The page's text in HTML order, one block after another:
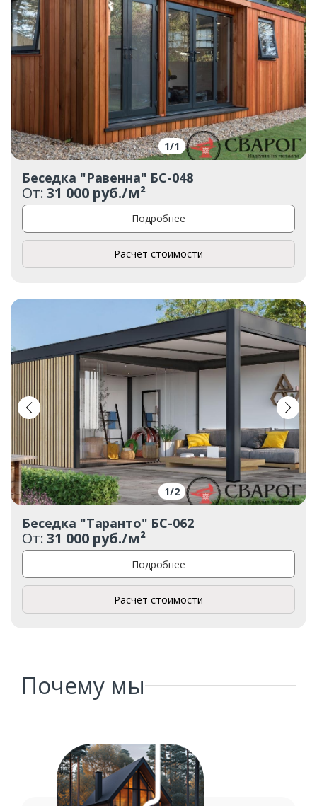
Ваше имя*
1/1
Беседка "Равенна" БС-048
От:31 000 руб./м²
Подробнее
Расчет стоимости
1/2
Беседка "Таранто" БС-062
От:31 000 руб./м²
Подробнее
Расчет стоимости
Почему мы